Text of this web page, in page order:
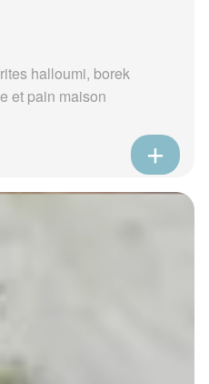
halloumi, borek
et pain maison